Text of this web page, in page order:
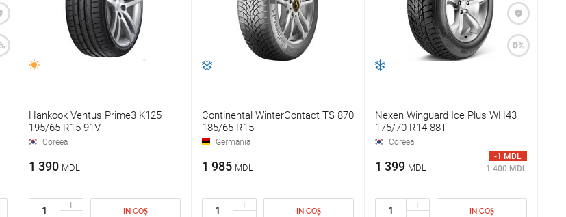
Hankook Ventus Prime3 K125
195/65 R15 91V
Coreea
1 390 MDL
+ IN COȘ
Continental WinterContact TS 870
185/65 R15
Germania
1 985 MDL
+ IN COȘ
Nexen Winguard Ice Plus WH43
175/70 R14 88T
Coreea
1 399 MDL
-1 MDL
1 400 MDL
+ IN COȘ